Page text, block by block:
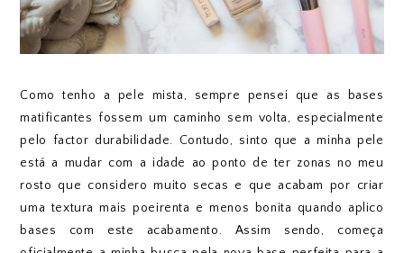
Como tenho a pele mista, sempre pensei que as bases
matificantes fossem um caminho sem volta, especialmente
pelo factor durabilidade. Contudo, sinto que a minha pele
está a mudar com a idade ao ponto de ter zonas no meu
rosto que considero muito secas e que acabam por criar
uma textura mais poeirenta e menos bonita quando aplico
bases com este acabamento. Assim sendo, começa